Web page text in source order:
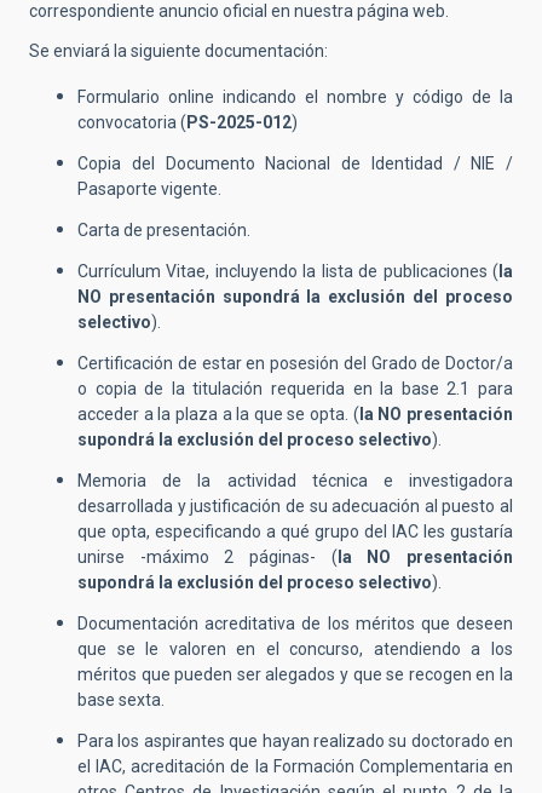
correspondiente anuncio oficial en nuestra página web.
Se enviará la siguiente documentación:
Formulario online indicando el nombre y código de la
convocatoria ( PS-2025-012)
Copia del Documento Nacional de Identidad / NIE /
Pasaporte vigente.
Carta de presentación.
Currículum Vitae, incluyendo la lista de publicaciones ( la
NO presentación supondrá la exclusión del proceso
selectivo).
Certificación de estar en posesión del Grado de Doctor/a
o copia de la titulación requerida en la base 2.1 para
acceder a la plaza a la que se opta. ( la NO presentación
supondrá la exclusión del proceso selectivo).
Memoria de la actividad técnica e investigadora
desarrollada y justificación de su adecuación al puesto al
que opta, especificando a qué grupo del IAC les gustaría
unirse -máximo 2 páginas- ( la
NO presentación
supondrá la exclusión del proceso selectivo).
Documentación acreditativa de los méritos que deseen
que se le valoren en el concurso, atendiendo a los
méritos que pueden ser alegados y que se recogen en la
base sexta.
Para los aspirantes que hayan realizado su doctorado en
el IAC, acreditación de la Formación Complementaria en